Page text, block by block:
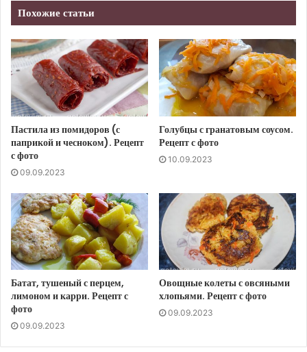
Похожие статьи
Пастила из помидоров (с
паприкой и чесноком). Рецепт
с фото
09.09.2023
Голубцы с гранатовым соусом.
Рецепт с фото
10.09.2023
Батат, тушеный с перцем,
лимоном и карри. Рецепт с
фото
09.09.2023
Овощные колеты с овсяными
хлопьями. Рецепт с фото
09.09.2023